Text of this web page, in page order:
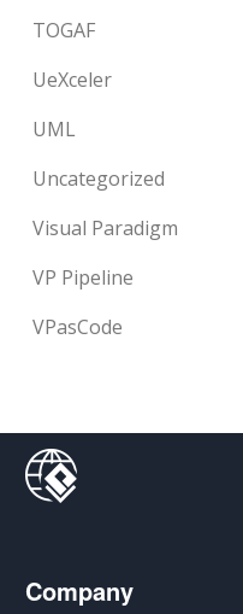
TOGAF
UeXceler
UML
Uncategorized
Visual Paradigm
VP Pipeline
VPasCode
Company